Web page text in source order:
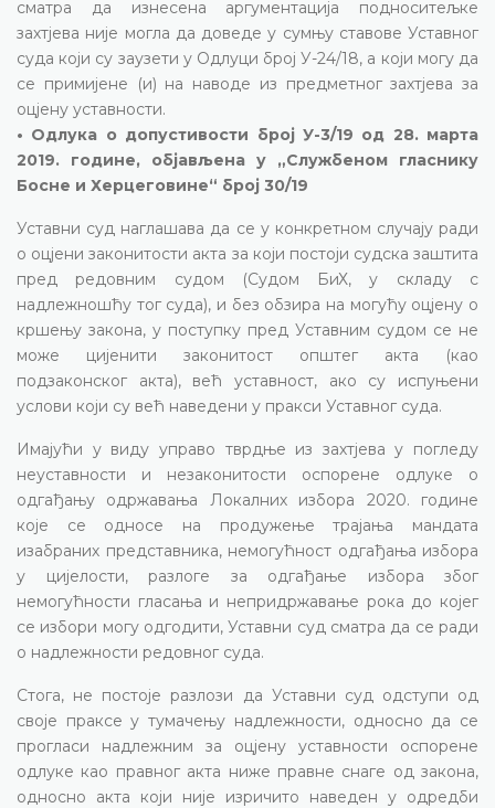
сматра да изнесена аргументација подноситељке
захтјева није могла да доведе у сумњу ставове Уставног
суда који су заузети у Одлуци број У-24/18, а који могу да
се примијене (и) на наводе из предметног захтјева за
оцјену уставности.
• Одлука о допустивости број У-3/19 од 28. марта
2019. године, објављена у „Службеном гласнику
Босне и Херцеговине“ број 30/19
Уставни суд наглашава да се у конкретном случају ради
о оцјени законитости акта за који постоји судска заштита
пред редовним судом (Судом БиХ, у складу с
надлежношћу тог суда), и без обзира на могућу оцјену о
кршењу закона, у поступку пред Уставним судом се не
може цијенити законитост општег акта (као
подзаконског акта), већ уставност, ако су испуњени
услови који су већ наведени у пракси Уставног суда.
Имајући у виду управо тврдње из захтјева у погледу
неуставности и незаконитости оспорене одлуке о
одгађању одржавања Локалних избора 2020. године
које се односе на продужење трајања мандата
изабраних представника, немогућност одгађања избора
у цијелости, разлоге за одгађање избора због
немогућности гласања и непридржавање рока до којег
се избори могу одгодити, Уставни суд сматра да се ради
о надлежности редовног суда.
Стога, не постоје разлози да Уставни суд одступи од
своје праксе у тумачењу надлежности, односно да се
прогласи надлежним за оцјену уставности оспорене
одлуке као правног акта ниже правне снаге од закона,
односно акта који није изричито наведен у одредби